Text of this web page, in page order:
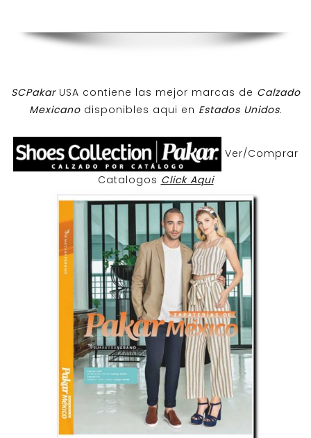
SCPakar USA contiene las mejor marcas de Calzado
Mexicanodisponibles aqui en Estados Unidos.
Ver/Comprar
Catalogos Click Aqui